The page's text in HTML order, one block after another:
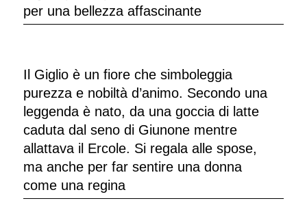
per una bellezza affascinante
Il Giglio è un fiore che simboleggia
purezza e nobiltà d’animo. Secondo una
leggenda è nato, da una goccia di latte
caduta dal seno di Giunone mentre
allattava il Ercole. Si regala alle spose,
ma anche per far sentire una donna
come una regina